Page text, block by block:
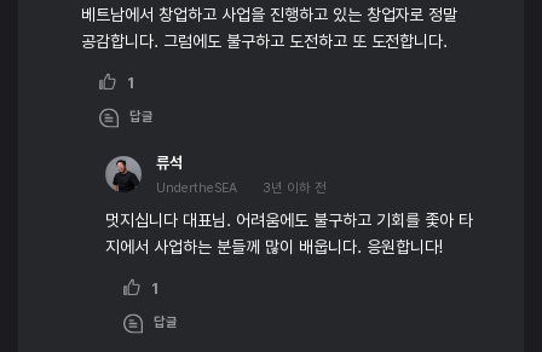
베트남에서 창업하고 사업을 진행하고 있는 창업자로 정말
공감합니다. 그럼에도 불구하고 도전하고 또 도전합니다.
1
답글
류석
UndertheSEA 3년 이하 전
멋지십니다 대표님. 어려움에도 불구하고 기회를 좇아 타
지에서 사업하는 분들께 많이 배웁니다. 응원합니다!
1
답글